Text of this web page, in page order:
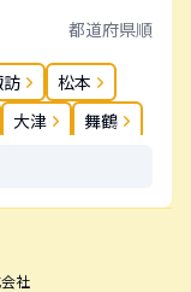
都道府県順
松本
大津
舞鶴
社